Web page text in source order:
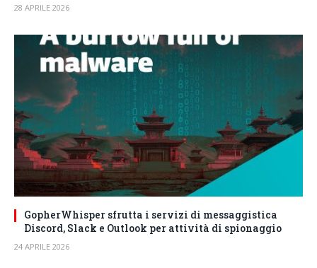
28 APRILE 2026
GopherWhisper sfrutta i servizi di messaggistica
Discord, Slack e Outlook per attività di spionaggio
24 APRILE 2026